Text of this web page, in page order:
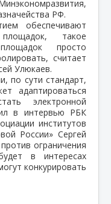
РФ.
обеспечивают
такое
просто
считает
Улюкаев.
по сути стандарт,
адаптироваться
электронной
в интервью РБК
институтов
России» Сергей
ограничения
в интересах
конкурировать